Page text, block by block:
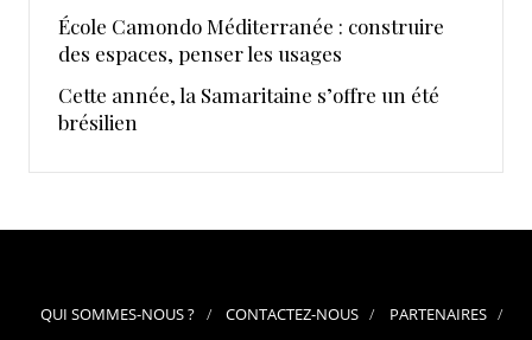
École Camondo Méditerranée : construire
des espaces, penser les usages
Cette année, la Samaritaine s’offre un été
brésilien
QUI SOMMES-NOUS ? CONTACTEZ-NOUS PARTENAIRES